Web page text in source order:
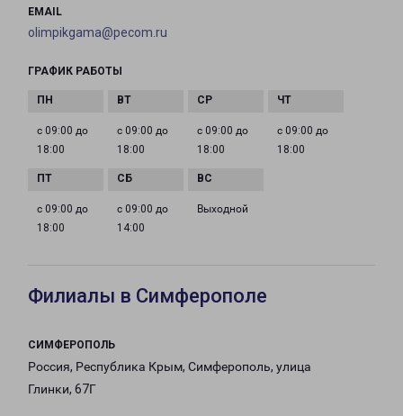
EMAIL
olimpikgama@pecom.ru
ГРАФИК РАБОТЫ
с 09:00 до
18:00
с 09:00 до
18:00
с 09:00 до
18:00
с 09:00 до
18:00
с 09:00 до
18:00
с 09:00 до
14:00
Выходной
Филиалы в Симферополе
СИМФЕРОПОЛЬ
Россия, Республика Крым, Симферополь, улица
Глинки, 67Г